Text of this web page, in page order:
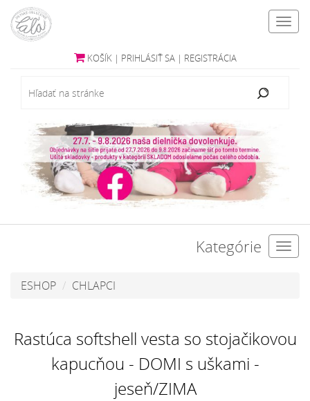
KOŠÍK | PRIHLÁSIŤ SA | REGISTRÁCIA
Kategórie
ESHOP CHLAPCI
Rastúca softshell vesta so stojačikovou
kapucňou - DOMI s uškami -
jeseň/ZIMA